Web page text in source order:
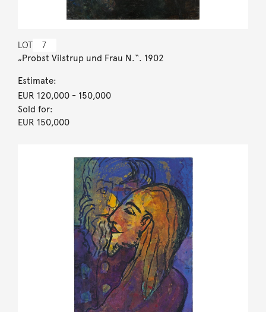
LOT 7
„Probst Vilstrup und Frau N.“. 1902
Estimate:
EUR 120,000- 150,000
Sold for:
EUR 150,000